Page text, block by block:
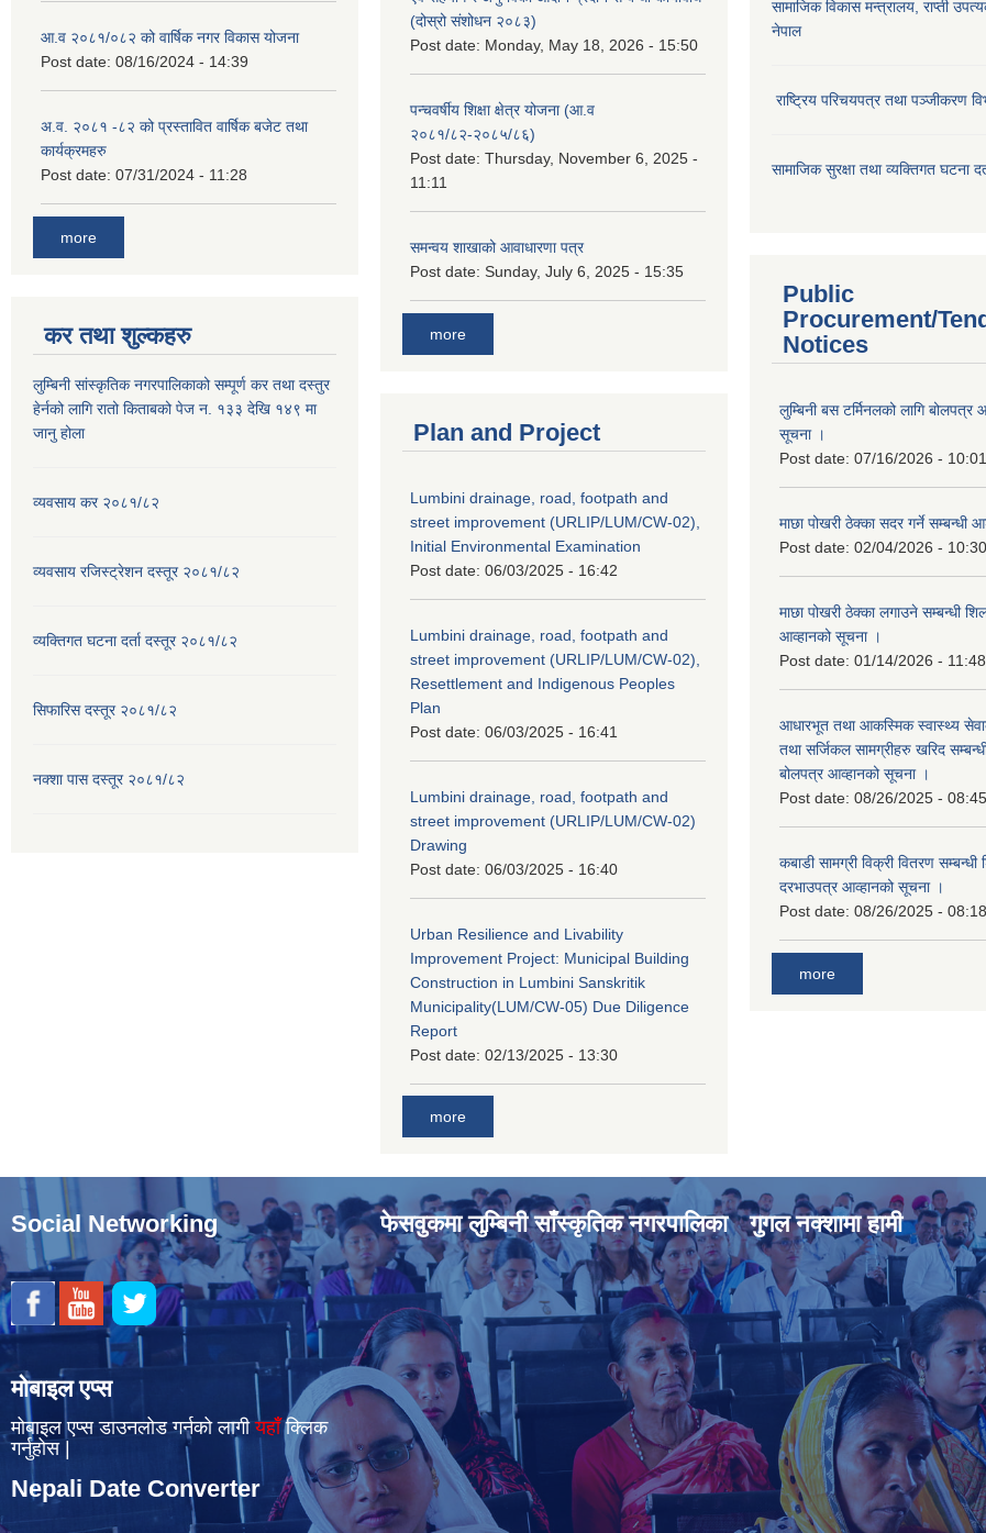
आ.व २०८१/०८२ को वार्षिक नगर विकास योजना
Post date: 08/16/2024 - 14:39
अ.व. २०८१ -८२ को प्रस्तावित वार्षिक बजेट तथा
कार्यक्रमहरु
Post date: 07/31/2024 - 11:28
more
कर तथा शुल्कहरु
लुम्बिनी सांस्कृतिक नगरपालिकाको सम्पूर्ण कर तथा दस्तुर
हेर्नको लागि रातो किताबको पेज न. १३३ देखि १४९ मा
जानु होला
व्यवसाय कर २०८१/८२
व्यवसाय रजिस्ट्रेशन दस्तूर २०८१/८२
व्यक्तिगत घटना दर्ता दस्तूर २०८१/८२
सिफारिस दस्तूर २०८१/८२
नक्शा पास दस्तूर २०८१/८२
(दोस्रो संशोधन २०८३)
Post date: Monday, May 18, 2026 - 15:50
पन्चवर्षीय शिक्षा क्षेत्र योजना (आ.व
२०८१/८२-२०८५/८६)
Post date: Thursday, November 6, 2025 -
11:11
समन्वय शाखाको आवाधारणा पत्र
Post date: Sunday, July 6, 2025 - 15:35
more
Plan and Project
Lumbini drainage, road, footpath and
street improvement (URLIP/LUM/CW-02),
Initial Environmental Examination
Post date: 06/03/2025 - 16:42
Lumbini drainage, road, footpath and
street improvement (URLIP/LUM/CW-02),
Resettlement and Indigenous Peoples
Plan
Post date: 06/03/2025 - 16:41
Lumbini drainage, road, footpath and
street improvement (URLIP/LUM/CW-02)
Drawing
Post date: 06/03/2025 - 16:40
Urban Resilience and Livability
Improvement Project: Municipal Building
Construction in Lumbini Sanskritik
Municipality(LUM/CW-05) Due Diligence
Report
Post date: 02/13/2025 - 13:30
more
सामाजिक विकास मन्‍‍त्रालय, राप्ती
नेपाल
राष्ट्रिय परिचयपत्र तथा पञ्जीकरण
सामाजिक सुरक्षा तथा व्यक्तिगत घटना
Public
Procurement/
Notices
लुम्बिनी बस टर्मिनलको लागि बोलपत्र
सूचना ।
Post date: 07/16/2026 - 10:01
माछा पोखरी ठेक्का सदर गर्ने सम्बन्धी
Post date: 02/04/2026 - 10:30
माछा पोखरी ठेक्का लगाउने सम्बन्धी
आव्हानको सूचना ।
Post date: 01/14/2026 - 11:48
आधारभूत तथा आकस्मिक स्वास्थ्य
तथा सर्जिकल सामग्रीहरु खरिद सम्बन्धी
बोलपत्र आव्हानको सूचना ।
Post date: 08/26/2025 - 08:45
कबाडी सामग्री विक्री वितरण सम्बन्धी
दरभाउपत्र आव्हानको सूचना ।
Post date: 08/26/2025 - 08:18
more
Social Networking
मोबाइल एप्स
मोबाइल एप्स डाउनलोड गर्नको लागीयहाँँक्लिक
गर्नुहोस |
Nepali Date Converter
फेसवुकमा लुम्बिनी साँस्कृतिक नगरपालिका गुगल नक्शामा हामी